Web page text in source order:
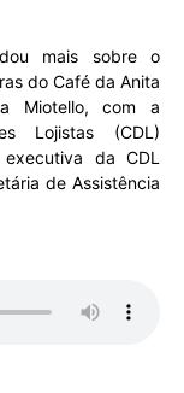
mais sobre o
do Café da Anita
Miotello, com a
Lojistas (CDL)
da CDL
de Assistência